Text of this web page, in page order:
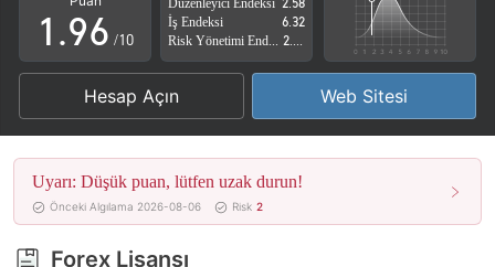
1
2
3
4
5
6
.96
7
8
9
/10
İş Endeksi
6.32
Hesap Açın Web Sitesi
Uyarı: Düşük puan, lütfen uzak durun!
Önceki Algılama 2026-08-06 Risk 2
Forex Lisansı